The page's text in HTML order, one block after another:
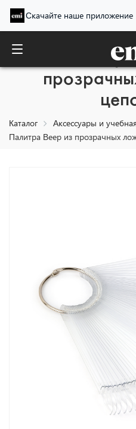
Скачайте наше приложение
Каталог Аксессуары и
Палитра Веер из прозрачных